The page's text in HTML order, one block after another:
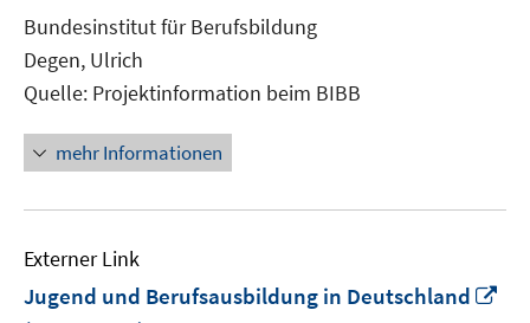
Bundesinstitut für Berufsbildung
Degen, Ulrich
Quelle: Projektinformation beim BIBB
mehr Informationen
Externer Link
Jugend und Berufsausbildung in Deutschland